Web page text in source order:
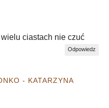
ciastach nie czuć
Odpowiedz
- KATARZYNA